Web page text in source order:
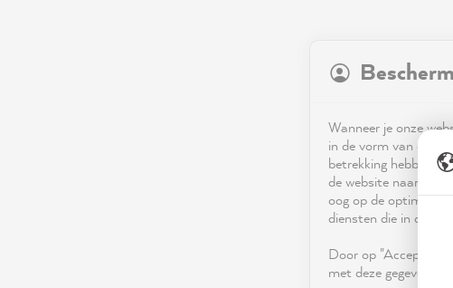
Wanneer je onze
in de vorm van
betrekking hebben
de website naar
oog op de
diensten die in de
Door op
met deze